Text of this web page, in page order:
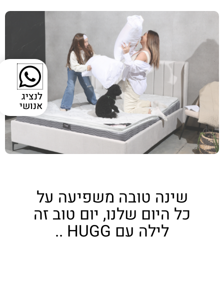
שינה טובה משפיעה על
כל היום שלנו, יום טוב זה
לילה עם HUGG ..
לנציג
אנושי